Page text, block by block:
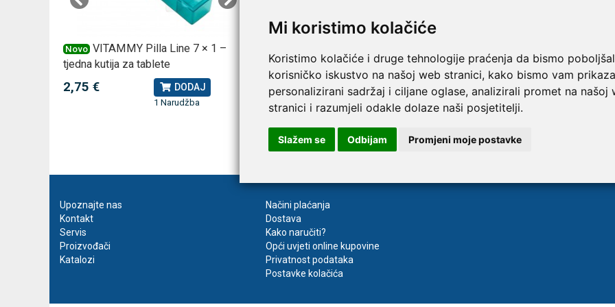
Mi koristimo kolačiće
Koristimo kolačiće i druge tehnologije praćenja da bismo
korisničko iskustvo na našoj web stranici, kako bismo vam
personalizirani sadržaj i ciljane oglase, analizirali promet na našoj
stranici i razumjeli odakle dolaze naši posjetitelji.
Slažem se Odbijam Promjeni moje postavke
013637453
013637453
Novo VITAMMY Pilla Line 7 × 1 –
tjedna kutija za tablete
2,75 € DODAJ
1 Narudžba
kutija za tablete
10,74 € DODAJ
1 Narudžba
za nadlakticu s EKG-om
107,50 € DODAJ
Upoznajte nas
Kontakt
Servis
Proizvođači
Katalozi
Načini plaćanja
Dostava
Kako naručiti?
Opći uvjeti online kupovine
Privatnost podataka
Postavke kolačića